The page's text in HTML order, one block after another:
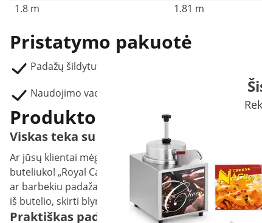
1.8 m
1.81 m
Pristatymo pakuotė
Padažų šildytuvas RCSW-17
Naudojimo vadovas
Produkto aprašymas
Viskas teka su padažo šildytuvu iš Royal
Ar jūsų klientai mėgsta šiltus padažus? Tada
buteliuko! „Royal Catering“ padažo šildytuve padažo
ar barbekiu padažai nachos ar dešrelės, jie visada
iš butelio, skirti blynėms ar vafliams, visada išlaiko
Praktiškas padažo šildytuvas 3 x 1 l